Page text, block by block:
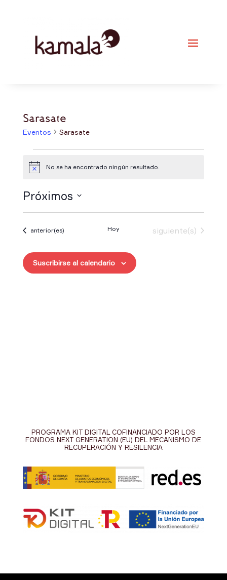
Sarasate
Eventos Sarasate
Eventos
Aviso No se ha encontrado ningún resultado.
Próximos
fecha.
Eventos
anterior(es) Hoy Eventos
siguiente(s)
Suscribirse al calendario
PROGRAMA KIT DIGITAL COFINANCIADO POR LOS
FONDOS NEXT GENERATION (EU) DEL MECANISMO DE
RECUPERACIÓN Y RESILENCIA